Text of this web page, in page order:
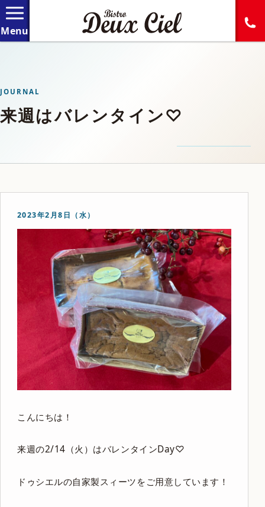
JOURNAL
来週はバレンタイン♡
2023年2月8日（水）
こんにちは！
来週の2/14（火）はバレンタインDay♡
ドゥシエルの自家製スィーツをご用意しています！